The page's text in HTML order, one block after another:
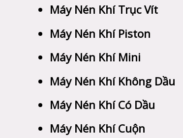
Máy Nén Khí Trục Vít
Máy Nén Khí Piston
Máy Nén Khí Mini
Máy Nén Khí Không Dầu
Máy Nén Khí Có Dầu
Máy Nén Khí Cuộn